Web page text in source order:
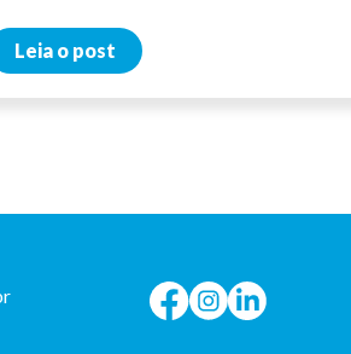
Leia o post